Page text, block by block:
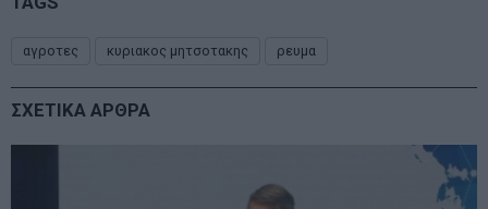
αγροτες κυριακος μητσοτακης ρευμα
ΣΧΕΤΙΚΑ ΑΡΘΡΑ